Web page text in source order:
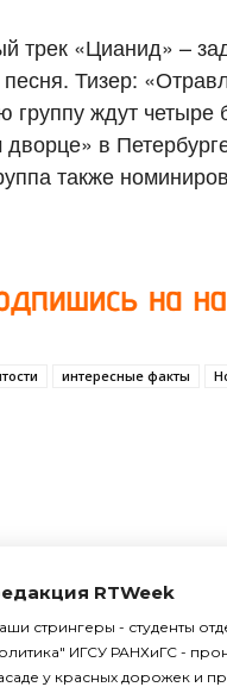
трек «Цианид» –
Тизер:
группу ждут
в
также
интересные факты
RTWeek
стрингеры - студенты
ИГСУ РАНХиГС -
у красных дорожек и